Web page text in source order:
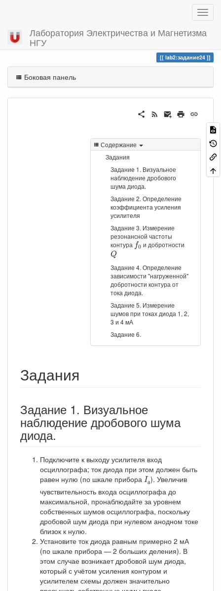
Лаборатория Электричества и Магнетизма
НГУ
Вы посетили
lab2:задание24
Боковая панель
Содержание
Задания
Задание 1. Визуальное
наблюдение дробового
шума диода.
Задание 2. Определение
коэффициента усиления
усилителя
Задание 3. Измерение
резонансной частоты
контура f0
f0 и добротности
Q
Q
Задание 4. Определение
зависимости "нагруженной"
добротности контура от
тока диода.
Задание 5. Измерение
шумов при токах диода 1, 2,
3 и 4 мА
Задание 6.
Задания
Задание 1. Визуальное
наблюдение дробового шума
диода.
Подключите к выходу усилителя вход
осциллографа; ток диода при этом должен быть
равен нулю (по шкале прибора Iа
Iа). Увеличив
чувствительность входа осциллографа до
максимальной, пронаблюдайте за уровнем
собственных шумов осциллографа, поскольку
дробовой шум диода при нулевом анодном токе
близок к нулю.
Установите ток диода равным примерно 2 мА
(по шкале прибора — 2 больших деления). В
этом случае возникает дробовой шум диода,
который с учётом усиления контуром и
усилителем схемы должен значительно